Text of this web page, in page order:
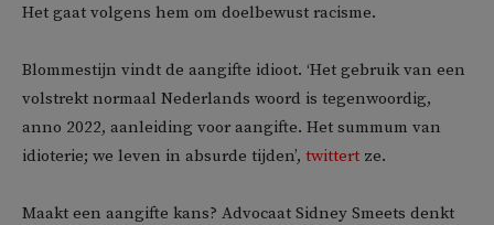
Het gaat volgens hem om doelbewust racisme.
Blommestijn vindt de aangifte idioot. ‘Het gebruik van een
volstrekt normaal Nederlands woord is tegenwoordig,
anno 2022, aanleiding voor aangifte. Het summum van
idioterie; we leven in absurde tijden’, twittert ze.
Maakt een aangifte kans? Advocaat Sidney Smeets denkt